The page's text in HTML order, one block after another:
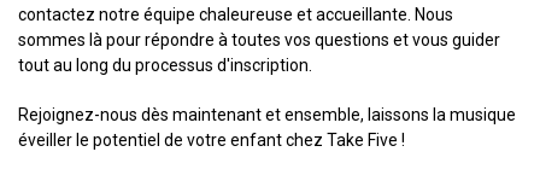
contactez notre équipe chaleureuse et accueillante. Nous
sommes là pour répondre à toutes vos questions et vous guider
tout au long du processus d'inscription.
Rejoignez-nous dès maintenant et ensemble, laissons la musique
éveiller le potentiel de votre enfant chez Take Five !